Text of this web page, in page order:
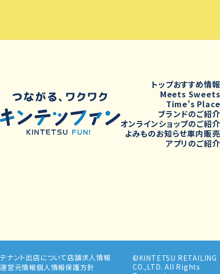
トップおすすめ情報
Meets Sweets
Time's Place
ブランドのご紹介
オンラインショップのご紹介
よみものお知らせ車内販売
アプリのご紹介
テナント出店について 店舗求人情報
運営元情報個人情報保護方針
©KINTETSU RETAILING
CO.,LTD. All Rights